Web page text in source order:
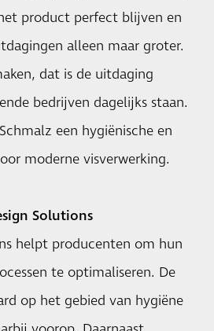
product perfect blijven en
alleen maar groter.
dat is de uitdaging
bedrijven dagelijks staan.
een hygiënische en
moderne visverwerking.
Solutions
helpt producenten om hun
te optimaliseren. De
op het gebied van hygiëne